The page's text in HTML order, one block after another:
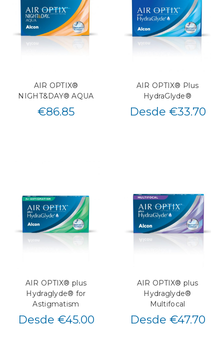
AIR OPTIX®
NIGHT&DAY® AQUA
€86.85
AIR OPTIX® Plus
HydraGlyde®
Desde €33.70
AIR OPTIX® plus
Hydraglyde® for
Astigmatism
Desde €45.00
AIR OPTIX® plus
Hydraglyde®
Multifocal
Desde €47.70